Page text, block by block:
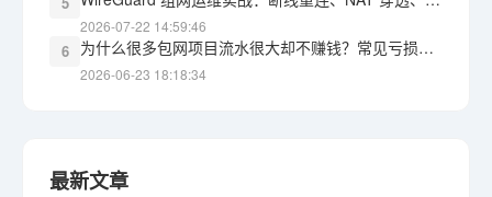
2026-07-22 14:59:46
6 为什么很多包网项目流水很大却不赚钱？常见亏损黑洞盘点
2026-06-23 18:18:34
最新文章